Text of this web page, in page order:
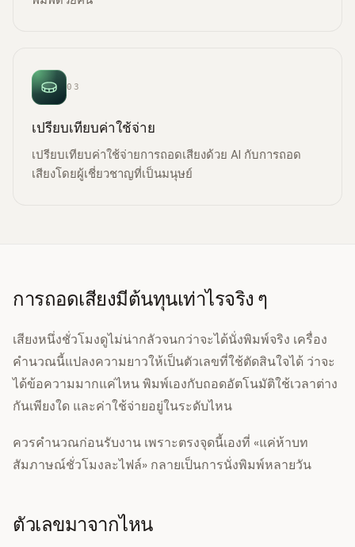
03
เปรียบเทียบค่าใช้จ่าย
เปรียบเทียบค่าใช้จ่ายการถอดเสียงด้วย AI กับการถอด
เสียงโดยผู้เชี่ยวชาญที่เป็นมนุษย์
การถอดเสียงมีต้นทุนเท่าไรจริง ๆ
เสียงหนึ่งชั่วโมงดูไม่น่ากลัวจนกว่าจะได้นั่งพิมพ์จริง เครื่อง
คำนวณนี้แปลงความยาวให้เป็นตัวเลขที่ใช้ตัดสินใจได้ ว่าจะ
ได้ข้อความมากแค่ไหน พิมพ์เองกับถอดอัตโนมัติใช้เวลาต่าง
กันเพียงใด และค่าใช้จ่ายอยู่ในระดับไหน
ควรคำนวณก่อนรับงาน เพราะตรงจุดนี้เองที่ «แค่ห้าบท
สัมภาษณ์ชั่วโมงละไฟล์» กลายเป็นการนั่งพิมพ์หลายวัน
ตัวเลขมาจากไหน